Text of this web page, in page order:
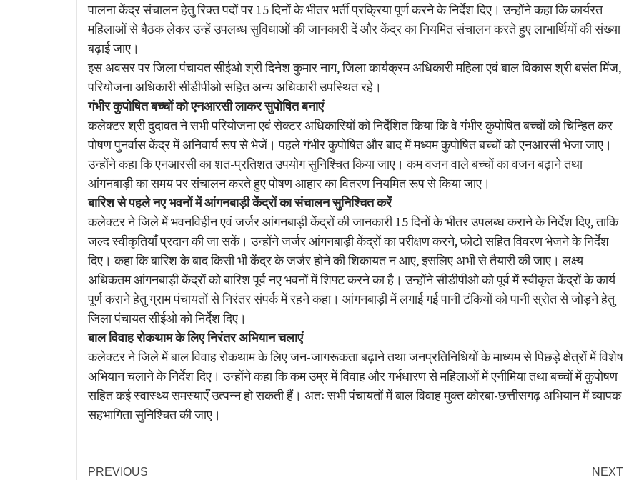
पालना केंद्र संचालन हेतु रिक्त पदों पर 15 दिनों के भीतर भर्ती प्रक्रिया पूर्ण करने के निर्देश दिए। उन्होंने कहा कि कार्यरत
महिलाओं से बैठक लेकर उन्हें उपलब्ध सुविधाओं की जानकारी दें और केंद्र का नियमित संचालन करते हुए लाभार्थियों की संख्या
बढ़ाई जाए।
इस अवसर पर जिला पंचायत सीईओ श्री दिनेश कुमार नाग, जिला कार्यक्रम अधिकारी महिला एवं बाल विकास श्री बसंत मिंज,
परियोजना अधिकारी सीडीपीओ सहित अन्य अधिकारी उपस्थित रहे।
गंभीर कुपोषित बच्चों को एनआरसी लाकर सुपोषित बनाएं
कलेक्टर श्री दुदावत ने सभी परियोजना एवं सेक्टर अधिकारियों को निर्देशित किया कि वे गंभीर कुपोषित बच्चों को चिन्हित कर
पोषण पुनर्वास केंद्र में अनिवार्य रूप से भेजें। पहले गंभीर कुपोषित और बाद में मध्यम कुपोषित बच्चों को एनआरसी भेजा जाए।
उन्होंने कहा कि एनआरसी का शत-प्रतिशत उपयोग सुनिश्चित किया जाए। कम वजन वाले बच्चों का वजन बढ़ाने तथा
आंगनबाड़ी का समय पर संचालन करते हुए पोषण आहार का वितरण नियमित रूप से किया जाए।
बारिश से पहले नए भवनों में आंगनबाड़ी केंद्रों का संचालन सुनिश्चित करें
कलेक्टर ने जिले में भवनविहीन एवं जर्जर आंगनबाड़ी केंद्रों की जानकारी 15 दिनों के भीतर उपलब्ध कराने के निर्देश दिए, ताकि
जल्द स्वीकृतियाँ प्रदान की जा सकें। उन्होंने जर्जर आंगनबाड़ी केंद्रों का परीक्षण करने, फोटो सहित विवरण भेजने के निर्देश
दिए। कहा कि बारिश के बाद किसी भी केंद्र के जर्जर होने की शिकायत न आए, इसलिए अभी से तैयारी की जाए। लक्ष्य
अधिकतम आंगनबाड़ी केंद्रों को बारिश पूर्व नए भवनों में शिफ्ट करने का है। उन्होंने सीडीपीओ को पूर्व में स्वीकृत केंद्रों के कार्य
पूर्ण कराने हेतु ग्राम पंचायतों से निरंतर संपर्क में रहने कहा। आंगनबाड़ी में लगाई गई पानी टंकियों को पानी स्रोत से जोड़ने हेतु
जिला पंचायत सीईओ को निर्देश दिए।
बाल विवाह रोकथाम के लिए निरंतर अभियान चलाएं
कलेक्टर ने जिले में बाल विवाह रोकथाम के लिए जन-जागरूकता बढ़ाने तथा जनप्रतिनिधियों के माध्यम से पिछड़े क्षेत्रों में विशेष
अभियान चलाने के निर्देश दिए। उन्होंने कहा कि कम उम्र में विवाह और गर्भधारण से महिलाओं में एनीमिया तथा बच्चों में कुपोषण
सहित कई स्वास्थ्य समस्याएँ उत्पन्न हो सकती हैं। अतः सभी पंचायतों में बाल विवाह मुक्त कोरबा-छत्तीसगढ़ अभियान में व्यापक
सहभागिता सुनिश्चित की जाए।
PREVIOUS
NEXT